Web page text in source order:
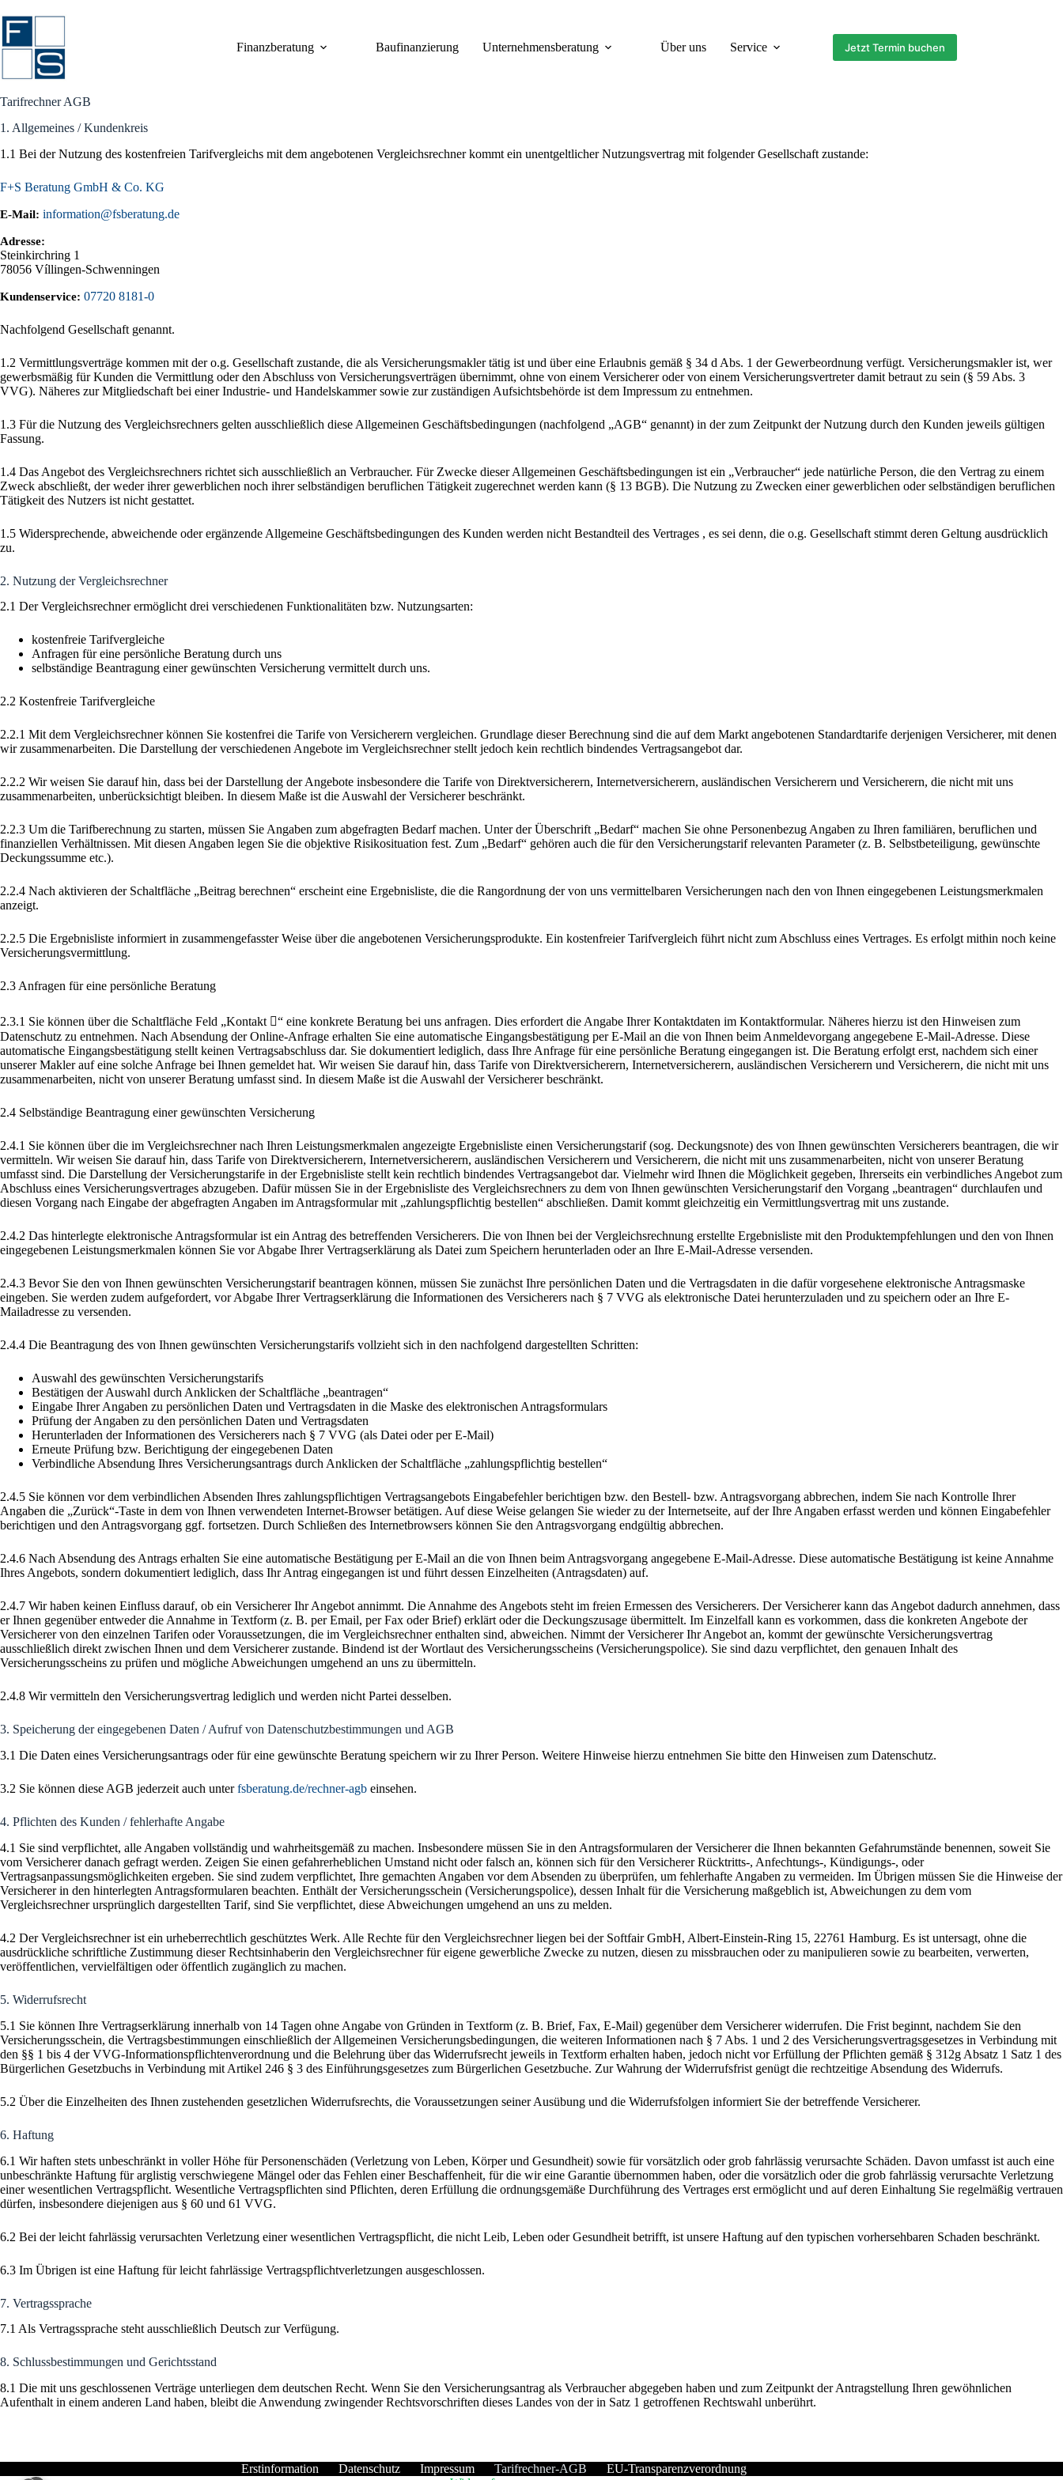
Inhalt
springen
Finanzberatung
Baufinanzierung Unternehmensberatung Über uns Service Jetzt Termin buchen
Tarifrechner AGB
1. Allgemeines / Kundenkreis
1.1 Bei der Nutzung des kostenfreien Tarifvergleichs mit dem angebotenen Vergleichsrechner kommt ein unentgeltlicher Nutzungsvertrag mit folgender Gesellschaft zustande:
F+S Beratung GmbH & Co. KG
E-Mail: information@fsberatung.de
Adresse:
Steinkirchring 1
78056 Víllingen-Schwenningen
Kundenservice: 07720 8181-0
Nachfolgend Gesellschaft genannt.
1.2 Vermittlungsverträge kommen mit der o.g. Gesellschaft zustande, die als Versicherungsmakler tätig ist und über eine Erlaubnis gemäß § 34 d Abs. 1 der Gewerbeordnung verfügt. Versicherungsmakler ist, wer
gewerbsmäßig für Kunden die Vermittlung oder den Abschluss von Versicherungsverträgen übernimmt, ohne von einem Versicherer oder von einem Versicherungsvertreter damit betraut zu sein (§ 59 Abs. 3
VVG). Näheres zur Mitgliedschaft bei einer Industrie- und Handelskammer sowie zur zuständigen Aufsichtsbehörde ist dem Impressum zu entnehmen.
1.3 Für die Nutzung des Vergleichsrechners gelten ausschließlich diese Allgemeinen Geschäftsbedingungen (nachfolgend „AGB“ genannt) in der zum Zeitpunkt der Nutzung durch den Kunden jeweils gültigen
Fassung.
1.4 Das Angebot des Vergleichsrechners richtet sich ausschließlich an Verbraucher. Für Zwecke dieser Allgemeinen Geschäftsbedingungen ist ein „Verbraucher“ jede natürliche Person, die den Vertrag zu einem
Zweck abschließt, der weder ihrer gewerblichen noch ihrer selbständigen beruflichen Tätigkeit zugerechnet werden kann (§ 13 BGB). Die Nutzung zu Zwecken einer gewerblichen oder selbständigen beruflichen
Tätigkeit des Nutzers ist nicht gestattet.
1.5 Widersprechende, abweichende oder ergänzende Allgemeine Geschäftsbedingungen des Kunden werden nicht Bestandteil des Vertrages , es sei denn, die o.g. Gesellschaft stimmt deren Geltung ausdrücklich
zu.
2. Nutzung der Vergleichsrechner
2.1 Der Vergleichsrechner ermöglicht drei verschiedenen Funktionalitäten bzw. Nutzungsarten:
kostenfreie Tarifvergleiche
Anfragen für eine persönliche Beratung durch uns
selbständige Beantragung einer gewünschten Versicherung vermittelt durch uns.
2.2 Kostenfreie Tarifvergleiche
2.2.1 Mit dem Vergleichsrechner können Sie kostenfrei die Tarife von Versicherern vergleichen. Grundlage dieser Berechnung sind die auf dem Markt angebotenen Standardtarife derjenigen Versicherer, mit denen
wir zusammenarbeiten. Die Darstellung der verschiedenen Angebote im Vergleichsrechner stellt jedoch kein rechtlich bindendes Vertragsangebot dar.
2.2.2 Wir weisen Sie darauf hin, dass bei der Darstellung der Angebote insbesondere die Tarife von Direktversicherern, Internetversicherern, ausländischen Versicherern und Versicherern, die nicht mit uns
zusammenarbeiten, unberücksichtigt bleiben. In diesem Maße ist die Auswahl der Versicherer beschränkt.
2.2.3 Um die Tarifberechnung zu starten, müssen Sie Angaben zum abgefragten Bedarf machen. Unter der Überschrift „Bedarf“ machen Sie ohne Personenbezug Angaben zu Ihren familiären, beruflichen und
finanziellen Verhältnissen. Mit diesen Angaben legen Sie die objektive Risikosituation fest. Zum „Bedarf“ gehören auch die für den Versicherungstarif relevanten Parameter (z. B. Selbstbeteiligung, gewünschte
Deckungssumme etc.).
2.2.4 Nach aktivieren der Schaltfläche „Beitrag berechnen“ erscheint eine Ergebnisliste, die die Rangordnung der von uns vermittelbaren Versicherungen nach den von Ihnen eingegebenen Leistungsmerkmalen
anzeigt.
2.2.5 Die Ergebnisliste informiert in zusammengefasster Weise über die angebotenen Versicherungsprodukte. Ein kostenfreier Tarifvergleich führt nicht zum Abschluss eines Vertrages. Es erfolgt mithin noch keine
Versicherungsvermittlung.
2.3 Anfragen für eine persönliche Beratung
2.3.1 Sie können über die Schaltfläche Feld „Kontakt “ eine konkrete Beratung bei uns anfragen. Dies erfordert die Angabe Ihrer Kontaktdaten im Kontaktformular. Näheres hierzu ist den Hinweisen zum
Datenschutz zu entnehmen. Nach Absendung der Online-Anfrage erhalten Sie eine automatische Eingangsbestätigung per E-Mail an die von Ihnen beim Anmeldevorgang angegebene E-Mail-Adresse. Diese
automatische Eingangsbestätigung stellt keinen Vertragsabschluss dar. Sie dokumentiert lediglich, dass Ihre Anfrage für eine persönliche Beratung eingegangen ist. Die Beratung erfolgt erst, nachdem sich einer
unserer Makler auf eine solche Anfrage bei Ihnen gemeldet hat. Wir weisen Sie darauf hin, dass Tarife von Direktversicherern, Internetversicherern, ausländischen Versicherern und Versicherern, die nicht mit uns
zusammenarbeiten, nicht von unserer Beratung umfasst sind. In diesem Maße ist die Auswahl der Versicherer beschränkt.
2.4 Selbständige Beantragung einer gewünschten Versicherung
2.4.1 Sie können über die im Vergleichsrechner nach Ihren Leistungsmerkmalen angezeigte Ergebnisliste einen Versicherungstarif (sog. Deckungsnote) des von Ihnen gewünschten Versicherers beantragen, die wir
vermitteln. Wir weisen Sie darauf hin, dass Tarife von Direktversicherern, Internetversicherern, ausländischen Versicherern und Versicherern, die nicht mit uns zusammenarbeiten, nicht von unserer Beratung
umfasst sind. Die Darstellung der Versicherungstarife in der Ergebnisliste stellt kein rechtlich bindendes Vertragsangebot dar. Vielmehr wird Ihnen die Möglichkeit gegeben, Ihrerseits ein verbindliches Angebot zum
Abschluss eines Versicherungsvertrages abzugeben. Dafür müssen Sie in der Ergebnisliste des Vergleichsrechners zu dem von Ihnen gewünschten Versicherungstarif den Vorgang „beantragen“ durchlaufen und
diesen Vorgang nach Eingabe der abgefragten Angaben im Antragsformular mit „zahlungspflichtig bestellen“ abschließen. Damit kommt gleichzeitig ein Vermittlungsvertrag mit uns zustande.
2.4.2 Das hinterlegte elektronische Antragsformular ist ein Antrag des betreffenden Versicherers. Die von Ihnen bei der Vergleichsrechnung erstellte Ergebnisliste mit den Produktempfehlungen und den von Ihnen
eingegebenen Leistungsmerkmalen können Sie vor Abgabe Ihrer Vertragserklärung als Datei zum Speichern herunterladen oder an Ihre E-Mail-Adresse versenden.
2.4.3 Bevor Sie den von Ihnen gewünschten Versicherungstarif beantragen können, müssen Sie zunächst Ihre persönlichen Daten und die Vertragsdaten in die dafür vorgesehene elektronische Antragsmaske
eingeben. Sie werden zudem aufgefordert, vor Abgabe Ihrer Vertragserklärung die Informationen des Versicherers nach § 7 VVG als elektronische Datei herunterzuladen und zu speichern oder an Ihre E-
Mailadresse zu versenden.
2.4.4 Die Beantragung des von Ihnen gewünschten Versicherungstarifs vollzieht sich in den nachfolgend dargestellten Schritten:
Auswahl des gewünschten Versicherungstarifs
Bestätigen der Auswahl durch Anklicken der Schaltfläche „beantragen“
Eingabe Ihrer Angaben zu persönlichen Daten und Vertragsdaten in die Maske des elektronischen Antragsformulars
Prüfung der Angaben zu den persönlichen Daten und Vertragsdaten
Herunterladen der Informationen des Versicherers nach § 7 VVG (als Datei oder per E-Mail)
Erneute Prüfung bzw. Berichtigung der eingegebenen Daten
Verbindliche Absendung Ihres Versicherungsantrags durch Anklicken der Schaltfläche „zahlungspflichtig bestellen“
2.4.5 Sie können vor dem verbindlichen Absenden Ihres zahlungspflichtigen Vertragsangebots Eingabefehler berichtigen bzw. den Bestell- bzw. Antragsvorgang abbrechen, indem Sie nach Kontrolle Ihrer
Angaben die „Zurück“-Taste in dem von Ihnen verwendeten Internet-Browser betätigen. Auf diese Weise gelangen Sie wieder zu der Internetseite, auf der Ihre Angaben erfasst werden und können Eingabefehler
berichtigen und den Antragsvorgang ggf. fortsetzen. Durch Schließen des Internetbrowsers können Sie den Antragsvorgang endgültig abbrechen.
2.4.6 Nach Absendung des Antrags erhalten Sie eine automatische Bestätigung per E-Mail an die von Ihnen beim Antragsvorgang angegebene E-Mail-Adresse. Diese automatische Bestätigung ist keine Annahme
Ihres Angebots, sondern dokumentiert lediglich, dass Ihr Antrag eingegangen ist und führt dessen Einzelheiten (Antragsdaten) auf.
2.4.7 Wir haben keinen Einfluss darauf, ob ein Versicherer Ihr Angebot annimmt. Die Annahme des Angebots steht im freien Ermessen des Versicherers. Der Versicherer kann das Angebot dadurch annehmen, dass
er Ihnen gegenüber entweder die Annahme in Textform (z. B. per Email, per Fax oder Brief) erklärt oder die Deckungszusage übermittelt. Im Einzelfall kann es vorkommen, dass die konkreten Angebote der
Versicherer von den einzelnen Tarifen oder Voraussetzungen, die im Vergleichsrechner enthalten sind, abweichen. Nimmt der Versicherer Ihr Angebot an, kommt der gewünschte Versicherungsvertrag
ausschließlich direkt zwischen Ihnen und dem Versicherer zustande. Bindend ist der Wortlaut des Versicherungsscheins (Versicherungspolice). Sie sind dazu verpflichtet, den genauen Inhalt des
Versicherungsscheins zu prüfen und mögliche Abweichungen umgehend an uns zu übermitteln.
2.4.8 Wir vermitteln den Versicherungsvertrag lediglich und werden nicht Partei desselben.
3. Speicherung der eingegebenen Daten / Aufruf von Datenschutzbestimmungen und AGB
3.1 Die Daten eines Versicherungsantrags oder für eine gewünschte Beratung speichern wir zu Ihrer Person. Weitere Hinweise hierzu entnehmen Sie bitte den Hinweisen zum Datenschutz.
3.2 Sie können diese AGB jederzeit auch unterfsberatung.de/rechner-agb einsehen.
4. Pflichten des Kunden / fehlerhafte Angabe
4.1 Sie sind verpflichtet, alle Angaben vollständig und wahrheitsgemäß zu machen. Insbesondere müssen Sie in den Antragsformularen der Versicherer die Ihnen bekannten Gefahrumstände benennen, soweit Sie
vom Versicherer danach gefragt werden. Zeigen Sie einen gefahrerheblichen Umstand nicht oder falsch an, können sich für den Versicherer Rücktritts-, Anfechtungs-, Kündigungs-, oder
Vertragsanpassungsmöglichkeiten ergeben. Sie sind zudem verpflichtet, Ihre gemachten Angaben vor dem Absenden zu überprüfen, um fehlerhafte Angaben zu vermeiden. Im Übrigen müssen Sie die Hinweise der
Versicherer in den hinterlegten Antragsformularen beachten. Enthält der Versicherungsschein (Versicherungspolice), dessen Inhalt für die Versicherung maßgeblich ist, Abweichungen zu dem vom
Vergleichsrechner ursprünglich dargestellten Tarif, sind Sie verpflichtet, diese Abweichungen umgehend an uns zu melden.
4.2 Der Vergleichsrechner ist ein urheberrechtlich geschütztes Werk. Alle Rechte für den Vergleichsrechner liegen bei der Softfair GmbH, Albert-Einstein-Ring 15, 22761 Hamburg. Es ist untersagt, ohne die
ausdrückliche schriftliche Zustimmung dieser Rechtsinhaberin den Vergleichsrechner für eigene gewerbliche Zwecke zu nutzen, diesen zu missbrauchen oder zu manipulieren sowie zu bearbeiten, verwerten,
veröffentlichen, vervielfältigen oder öffentlich zugänglich zu machen.
5. Widerrufsrecht
5.1 Sie können Ihre Vertragserklärung innerhalb von 14 Tagen ohne Angabe von Gründen in Textform (z. B. Brief, Fax, E-Mail) gegenüber dem Versicherer widerrufen. Die Frist beginnt, nachdem Sie den
Versicherungsschein, die Vertragsbestimmungen einschließlich der Allgemeinen Versicherungsbedingungen, die weiteren Informationen nach § 7 Abs. 1 und 2 des Versicherungsvertragsgesetzes in Verbindung mit
den §§ 1 bis 4 der VVG-Informationspflichtenverordnung und die Belehrung über das Widerrufsrecht jeweils in Textform erhalten haben, jedoch nicht vor Erfüllung der Pflichten gemäß § 312g Absatz 1 Satz 1 des
Bürgerlichen Gesetzbuchs in Verbindung mit Artikel 246 § 3 des Einführungsgesetzes zum Bürgerlichen Gesetzbuche. Zur Wahrung der Widerrufsfrist genügt die rechtzeitige Absendung des Widerrufs.
5.2 Über die Einzelheiten des Ihnen zustehenden gesetzlichen Widerrufsrechts, die Voraussetzungen seiner Ausübung und die Widerrufsfolgen informiert Sie der betreffende Versicherer.
6. Haftung
6.1 Wir haften stets unbeschränkt in voller Höhe für Personenschäden (Verletzung von Leben, Körper und Gesundheit) sowie für vorsätzlich oder grob fahrlässig verursachte Schäden. Davon umfasst ist auch eine
unbeschränkte Haftung für arglistig verschwiegene Mängel oder das Fehlen einer Beschaffenheit, für die wir eine Garantie übernommen haben, oder die vorsätzlich oder die grob fahrlässig verursachte Verletzung
einer wesentlichen Vertragspflicht. Wesentliche Vertragspflichten sind Pflichten, deren Erfüllung die ordnungsgemäße Durchführung des Vertrages erst ermöglicht und auf deren Einhaltung Sie regelmäßig vertrauen
dürfen, insbesondere diejenigen aus § 60 und 61 VVG.
6.2 Bei der leicht fahrlässig verursachten Verletzung einer wesentlichen Vertragspflicht, die nicht Leib, Leben oder Gesundheit betrifft, ist unsere Haftung auf den typischen vorhersehbaren Schaden beschränkt.
6.3 Im Übrigen ist eine Haftung für leicht fahrlässige Vertragspflichtverletzungen ausgeschlossen.
7. Vertragssprache
7.1 Als Vertragssprache steht ausschließlich Deutsch zur Verfügung.
8. Schlussbestimmungen und Gerichtsstand
8.1 Die mit uns geschlossenen Verträge unterliegen dem deutschen Recht. Wenn Sie den Versicherungsantrag als Verbraucher abgegeben haben und zum Zeitpunkt der Antragstellung Ihren gewöhnlichen
Aufenthalt in einem anderen Land haben, bleibt die Anwendung zwingender Rechtsvorschriften dieses Landes von der in Satz 1 getroffenen Rechtswahl unberührt.
Erstinformation Datenschutz Impressum Tarifrechner-AGB
EU-Transparenzverordnung